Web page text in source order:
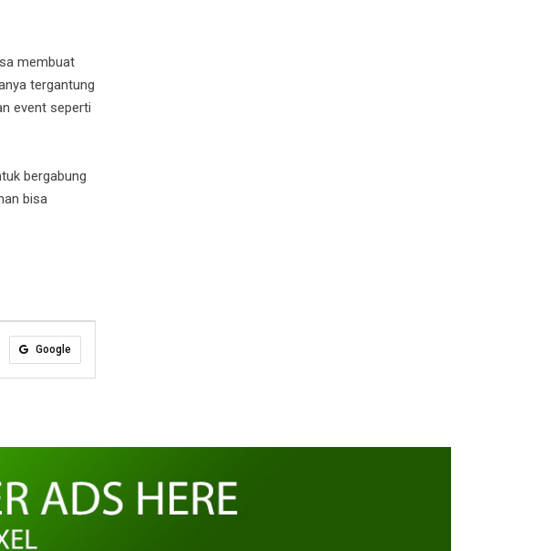
membuat
tergantung
event seperti
bergabung
bisa
Google